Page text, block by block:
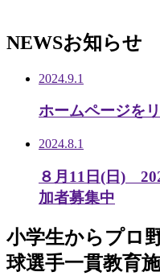
NEWSお知らせ
2024.9.1
ホームページを
2024.8.1
８月11日(日)
加者募集中
小学生からプロ
球選手一貫教育